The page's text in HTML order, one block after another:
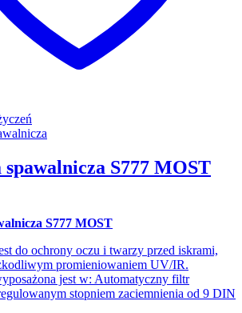
spawalnicza S777 MOST
S777 MOST
do ochrony oczu i twarzy przed iskrami,
promieniowaniem UV/IR.
jest w: Automatyczny filtr
stopniem zaciemnienia od 9 DIN